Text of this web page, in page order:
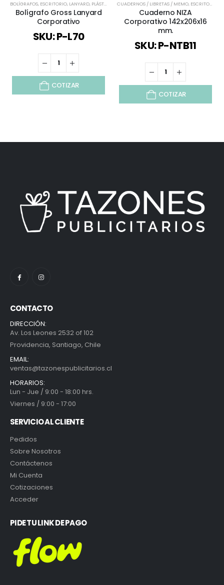
BOLÍGRAFOS, ESCRITORIO, LANYARD, PLÁSTICOS Y MASIVOS ,TODOS
Bolígrafo Gross Lanyard
Corporativo
SKU: P-L70
COTIZAR
CUADERNOS / LIBRETAS / MEMO, ESCRITORIO
Cuaderno NIZA
Corporativo 142x206x16
mm.
SKU: P-NTB11
COTIZAR
CONTACTO
DIRECCIÓN:
Av. Los Leones 2532 of 102
Providencia, Santiago, Chile
EMAIL:
ventas@tazonespublicitarios.cl
HORARIOS:
Lun - Jue / 9:00 - 18:00 hrs.
Viernes / 9:00 - 17:00
SERVICIO AL CLIENTE
Pedidos
Sobre Nosotros
Contáctenos
Mi Cuenta
Cotizaciones
Acceder
PIDE TU LINK DE PAGO